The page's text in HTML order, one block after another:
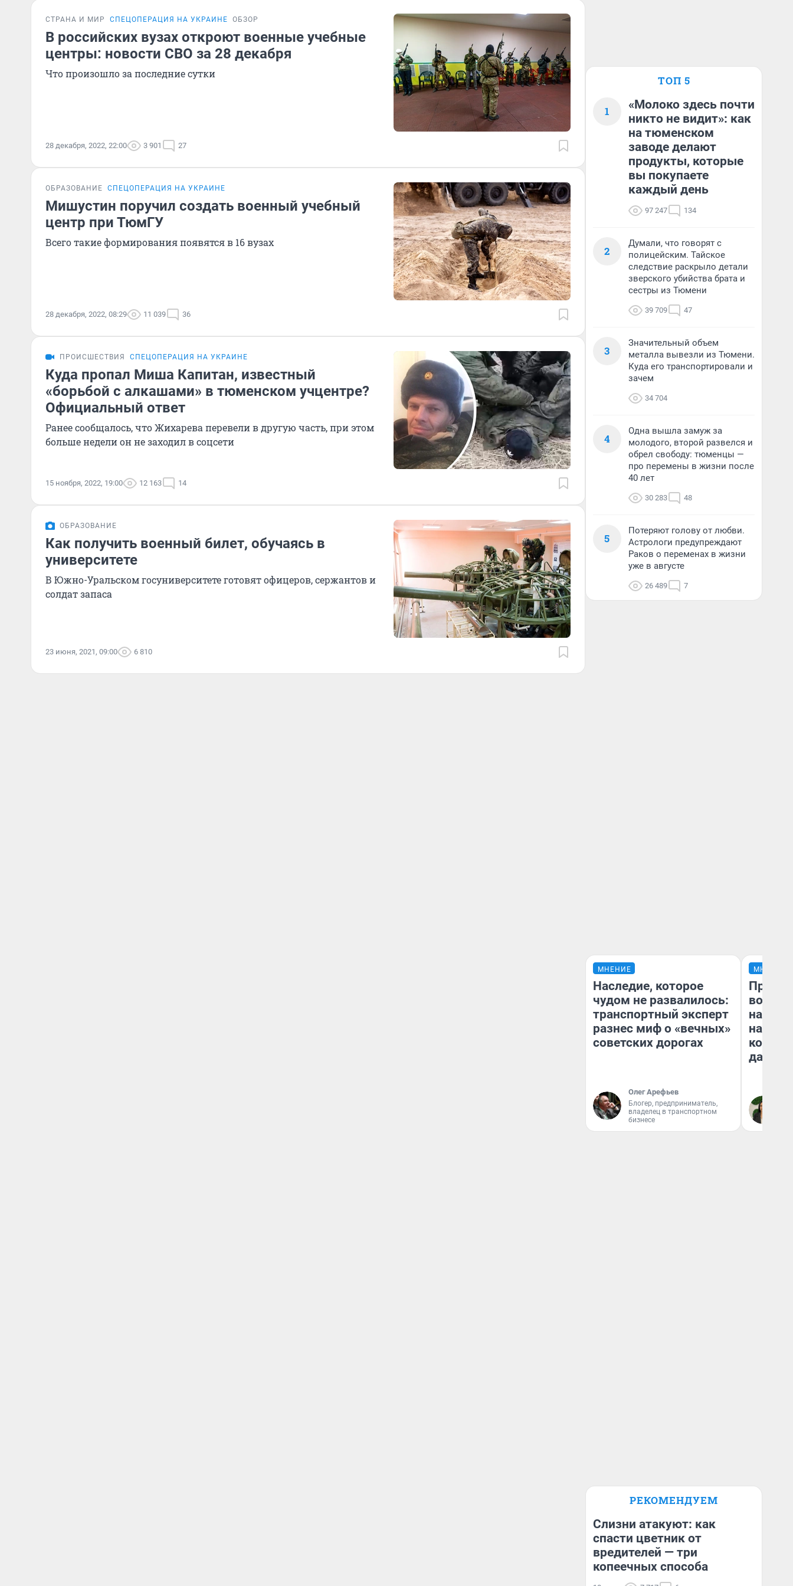
СТРАНА И МИР СПЕЦОПЕРАЦИЯ НА УКРАИНЕ ОБЗОР
В российских вузах откроют военные учебные
центры: новости СВО за 28 декабря
Что произошло за последние сутки
28 декабря, 2022, 22:00 3 901 27
ОБРАЗОВАНИЕ СПЕЦОПЕРАЦИЯ НА УКРАИНЕ
Мишустин поручил создать военный учебный
центр при ТюмГУ
Всего такие формирования появятся в 16 вузах
28 декабря, 2022, 08:29 11 039 36
ПРОИСШЕСТВИЯ СПЕЦОПЕРАЦИЯ НА УКРАИНЕ
Куда пропал Миша Капитан, известный
«борьбой с алкашами» в тюменском учцентре?
Официальный ответ
Ранее сообщалось, что Жихарева перевели в другую часть, при этом
больше недели он не заходил в соцсети
15 ноября, 2022, 19:00 12 163 14
ОБРАЗОВАНИЕ
Как получить военный билет, обучаясь в
университете
В Южно-Уральском госуниверситете готовят офицеров, сержантов и
солдат запаса
23 июня, 2021, 09:00 6 810
ТОП 5
1
«Молоко здесь почти
никто не видит»: как
на тюменском
заводе делают
продукты, которые
вы покупаете
каждый день
97 247 134
2
Думали, что говорят с
полицейским. Тайское
следствие раскрыло детали
зверского убийства брата и
сестры из Тюмени
39 709 47
3
Значительный объем
металла вывезли из Тюмени.
Куда его транспортировали и
зачем
34 704
4
Одна вышла замуж за
молодого, второй развелся и
обрел свободу: тюменцы —
про перемены в жизни после
40 лет
30 283 48
5
Потеряют голову от любви.
Астрологи предупреждают
Раков о переменах в жизни
уже в августе
26 489 7
МНЕНИЕ
Наследие, которое
чудом не развалилось:
транспортный эксперт
разнес миф о «вечных»
советских дорогах
Олег Арефьев
Блогер, предприниматель,
владелец в транспортном
бизнесе
МНЕНИЕ
нам
даже
РЕКОМЕНДУЕМ
Слизни атакуют: как
спасти цветник от
вредителей — три
копеечных способа